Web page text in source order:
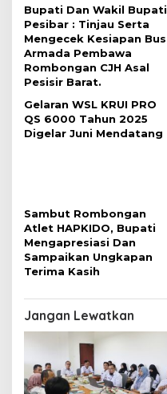
Bupati Dan Wakil Bupati
Pesibar : Tinjau Serta
Mengecek Kesiapan Bus
Armada Pembawa
Rombongan CJH Asal
Pesisir Barat.
Gelaran WSL KRUI PRO
QS 6000 Tahun 2025
Digelar Juni Mendatang
Sambut Rombongan
Atlet HAPKIDO, Bupati
Mengapresiasi Dan
Sampaikan Ungkapan
Terima Kasih
Jangan Lewatkan